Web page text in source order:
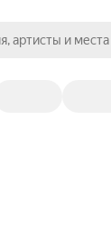
артисты и места